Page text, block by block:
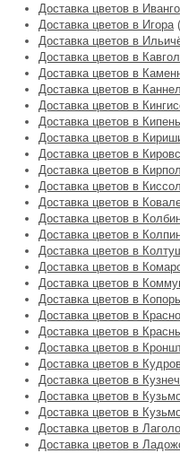
Доставка цветов в
Доставка цветов в Игора
Доставка цветов в
Доставка цветов в
Доставка цветов в
Доставка цветов в
Доставка цветов в
Доставка цветов в Кипень
Доставка цветов в
Доставка цветов в
Доставка цветов в
Доставка цветов в
Доставка цветов в
Доставка цветов в
Доставка цветов в
Доставка цветов в
Доставка цветов в
Доставка цветов в
Доставка цветов в
Доставка цветов в
Доставка цветов в
Доставка цветов в
Доставка цветов в
Доставка цветов в
Доставка цветов в
Доставка цветов в
Доставка цветов в
Доставка цветов в